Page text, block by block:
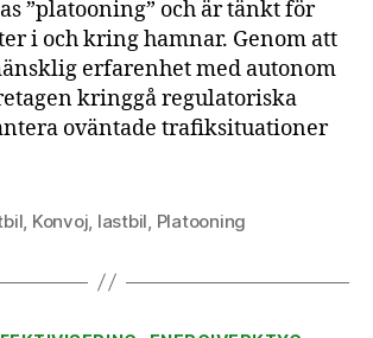
”platooning” och är tänkt för
i och kring hamnar. Genom att
erfarenhet med autonom
kringgå regulatoriska
oväntade trafiksituationer
Konvoj lastbil Platooning